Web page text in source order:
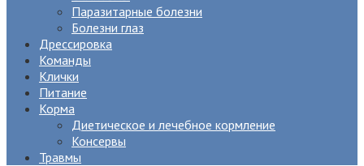
Паразитарные болезни
Болезни глаз
Дрессировка
Команды
Клички
Питание
Корма
Диетическое и лечебное кормление
Консервы
Травмы